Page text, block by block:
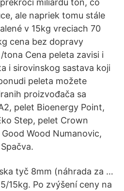
miliardu ton, čo
ale napriek tomu stále
v 15kg vreciach 70
cena bez dopravy
Cena peleta zavisi i
i sirovinskog sastava koji
peleta možete
proizvođača sa
pelet Bioenergy Point,
Step, pelet Crown
Wood Numanovic,
tyč 8mm (náhrada za …
15kg. Po zvýšení ceny na